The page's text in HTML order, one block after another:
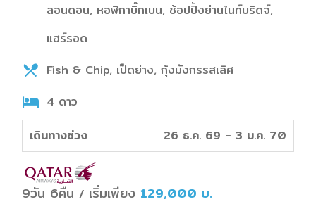
ลอนดอน, หอฬิกาบิ๊กเบน, ช้อปปิ้งย่านไนท์บริดจ์,
แฮร์รอด
Fish & Chip, เป็ดย่าง, กุ้งมังกรรสเลิศ
4 ดาว
เดินทางช่วง
26 ธ.ค. 69 - 3 ม.ค. 70
9วัน 6คืน / เริ่มเพียง 129,000 บ.